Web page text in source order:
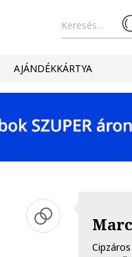
Keresés...
AJÁNDÉKKÁRTYA